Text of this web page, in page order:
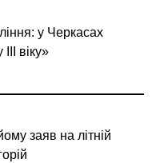
у Черкасах
віку»
заяв на літній